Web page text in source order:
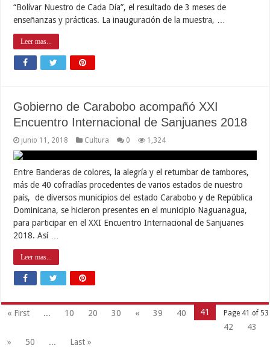
“Bolívar Nuestro de Cada Día”, el resultado de 3 meses de
enseñanzas y prácticas. La inauguración de la muestra, …
Leer mas...
Gobierno de Carabobo acompañó XXI
Encuentro Internacional de Sanjuanes 2018
junio 11, 2018 Cultura 0 1,324
Entre Banderas de colores, la alegría y el retumbar de tambores,
más de 40 cofradías procedentes de varios estados de nuestro
país, de diversos municipios del estado Carabobo y de República
Dominicana, se hicieron presentes en el municipio Naguanagua,
para participar en el XXI Encuentro Internacional de Sanjuanes
2018. Así …
Leer mas...
Page 41 of 53
« First ... 10 20 30 « 39 40
41
42
43
»
50 ... Last »